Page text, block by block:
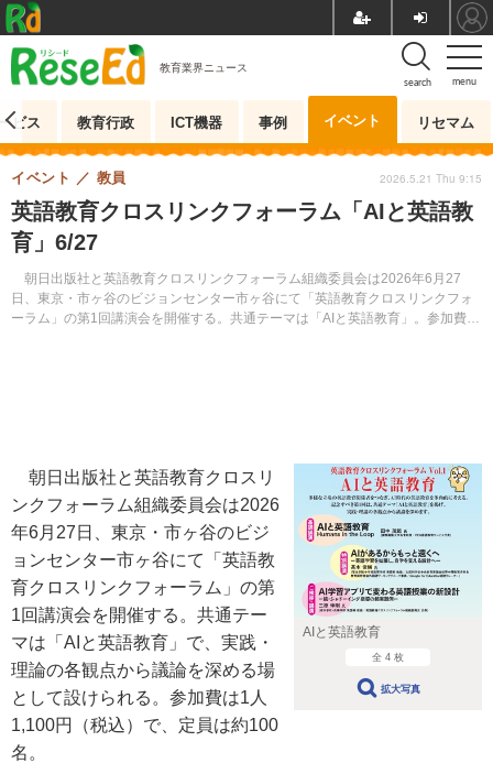
menu
search
教育業界ニュース
ビス 教育行政 ICT機器 事例 イベント リセマム
英語教育クロスリンクフォーラム「AIと英語教
育」6/27
朝日出版社と英語教育クロスリンクフォーラム組織委員会は2026年6月27
日、東京・市ヶ谷のビジョンセンター市ヶ谷にて「英語教育クロスリンクフォ
ーラム」の第1回講演会を開催する。共通テーマは「AIと英語教育」。参加費は
イベント 教員 2026.5.21 Thu 9:15
AIと英語教育
全 4 枚
拡大写真
朝日出版社と英語教育クロスリ
ンクフォーラム組織委員会は2026
年6月27日、東京・市ヶ谷のビジ
ョンセンター市ヶ谷にて「英語教
育クロスリンクフォーラム」の第
1回講演会を開催する。共通テー
マは「AIと英語教育」で、実践・
理論の各観点から議論を深める場
として設けられる。参加費は1人
1,100円（税込）で、定員は約100
名。